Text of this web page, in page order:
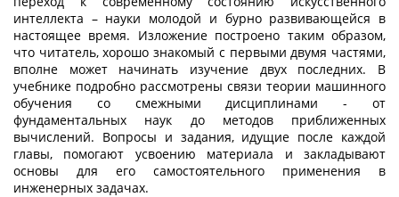
интеллекта – науки молодой и бурно развивающейся в
настоящее время. Изложение построено таким образом,
что читатель, хорошо знакомый с первыми двумя частями,
вполне может начинать изучение двух последних. В
учебнике подробно рассмотрены связи теории машинного
обучения со смежными дисциплинами - от
фундаментальных наук до методов приближенных
вычислений. Вопросы и задания, идущие после каждой
главы, помогают усвоению материала и закладывают
основы для его самостоятельного применения в
инженерных задачах.